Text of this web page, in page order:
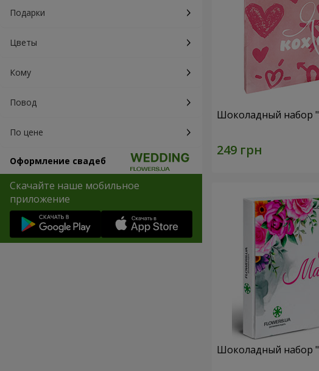
Подарки
Цветы
Кому
Повод
По цене
Оформление свадеб
Скачайте наше мобильное
приложение
Шоколадный набор
Шоколадный набор